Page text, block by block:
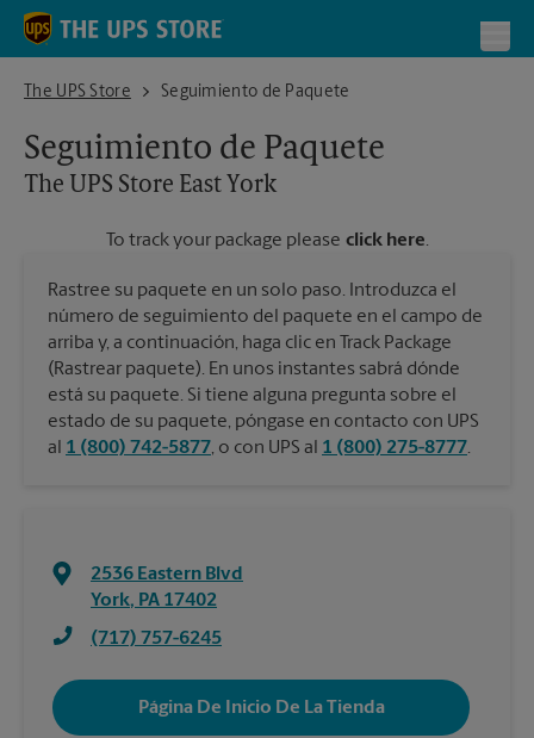
Skip to content
Return to Nav
The UPS Store
The UPS Store East YorkSeguimiento de Paquete
Seguimiento de Paquete
The UPS Store East York
To track your package please click here.
Rastree su paquete en un solo paso. Introduzca el
número de seguimiento del paquete en el campo de
arriba y, a continuación, haga clic en Track Package
(Rastrear paquete). En unos instantes sabrá dónde
está su paquete. Si tiene alguna pregunta sobre el
estado de su paquete, póngase en contacto con UPS
al 1 (800) 742-5877, o con UPS al 1 (800) 275-8777.
2536 Eastern Blvd
York, PA 17402
(717) 757-6245
Página De Inicio De La Tienda